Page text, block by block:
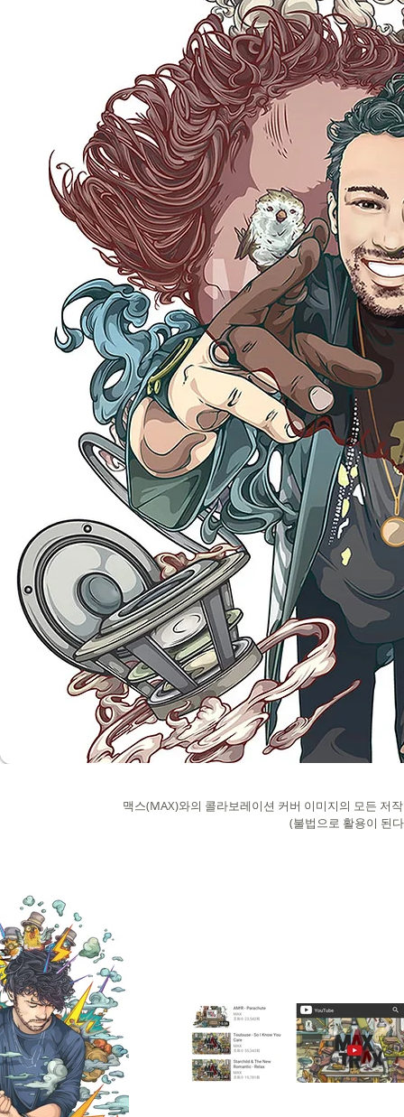
맥스(MAX)와의 콜라보레이션 커버 이미지의 모든 저
(불법으로 활용이 된